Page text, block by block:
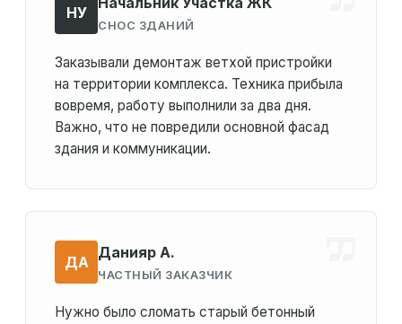
НУ
СНОС ЗДАНИЙ
Заказывали демонтаж ветхой пристройки
на территории комплекса. Техника прибыла
вовремя, работу выполнили за два дня.
Важно, что не повредили основной фасад
здания и коммуникации.
ДА
Данияр А.
ЧАСТНЫЙ ЗАКАЗЧИК
Нужно было сломать старый бетонный